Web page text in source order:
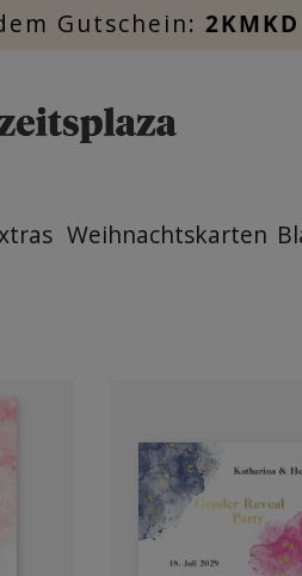
Gutschein: 2KMKD
Weihnachtskarten